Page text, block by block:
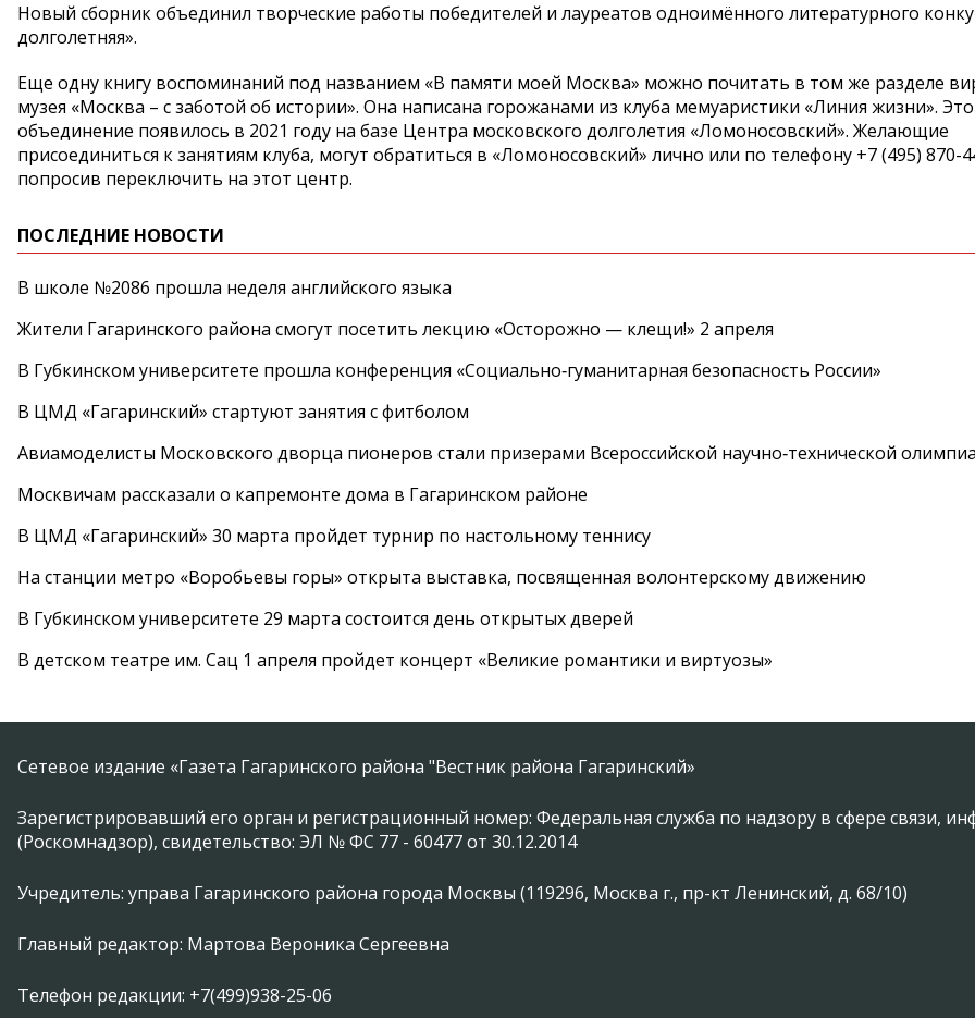
Новый сборник объединил творческие работы победителей и лауреатов одноимённого литературного
долголетняя».
Еще одну книгу воспоминаний под названием «В памяти моей Москва» можно почитать в том же разделе
музея «Москва – с заботой об истории». Она написана горожанами из клуба мемуаристики «Линия жизни». Это
объединение появилось в 2021 году на базе Центра московского долголетия «Ломоносовский». Желающие
присоединиться к занятиям клуба, могут обратиться в «Ломоносовский» лично или по телефону +7 (495) 870-
попросив переключить на этот центр.
ПОСЛЕДНИЕ НОВОСТИ
В школе №2086 прошла неделя английского языка
Жители Гагаринского района смогут посетить лекцию «Осторожно — клещи!» 2 апреля
В Губкинском университете прошла конференция «Социально‑гуманитарная безопасность России»
В ЦМД «Гагаринский» стартуют занятия с фитболом
Авиамоделисты Московского дворца пионеров стали призерами Всероссийской научно‑технической
Москвичам рассказали о капремонте дома в Гагаринском районе
В ЦМД «Гагаринский» 30 марта пройдет турнир по настольному теннису
На станции метро «Воробьевы горы» открыта выставка, посвященная волонтерскому движению
В Губкинском университете 29 марта состоится день открытых дверей
В детском театре им. Сац 1 апреля пройдет концерт «Великие романтики и виртуозы»
Сетевое издание «Газета Гагаринского района "Вестник района Гагаринский»
Зарегистрировавший его орган и регистрационный номер: Федеральная служба по надзору в сфере связи,
(Роскомнадзор), свидетельство: ЭЛ № ФС 77 - 60477 от 30.12.2014
Учредитель: управа Гагаринского района города Москвы (119296, Москва г., пр-кт Ленинский, д. 68/10)
Главный редактор: Мартова Вероника Сергеевна
Телефон редакции: +7(499)938-25-06